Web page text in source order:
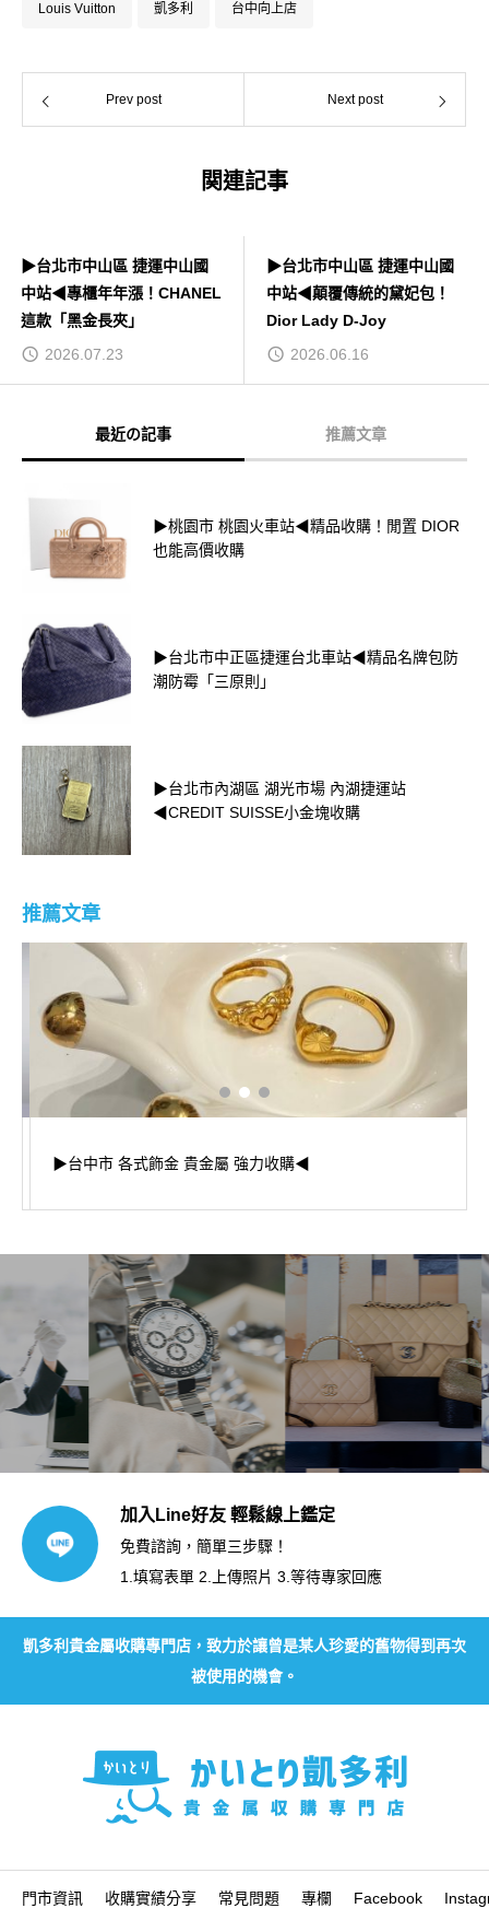
Louis Vuitton 凱多利 台中向上店
Prev post Next post
関連記事
▶台北市中山區 捷運中山國
中站◀專櫃年年漲！CHANEL
這款「黑金長夾」
2026.07.23
▶台北市中山區 捷運中山國
中站◀顛覆傳統的黛妃包！
Dior Lady D-Joy
2026.06.16
最近の記事 推薦文章
▶桃園市 桃園火車站◀精品收購！閒置 DIOR
也能高價收購
▶台北市中正區捷運台北車站◀精品名牌包防
潮防霉「三原則」
▶台北市內湖區 湖光市場 內湖捷運站
◀CREDIT SUISSE小金塊收購
推薦文章
▶台中市 各式飾金 貴金屬 強力收購◀
加入Line好友 輕鬆線上鑑定
免費諮詢，簡單三步驟！
1.填寫表單 2.上傳照片 3.等待專家回應
凱多利貴金屬收購專門店，致力於讓曾是某人珍愛的舊物得到再次
被使用的機會。
門市資訊 收購實績分享 常見問題 專欄 Facebook